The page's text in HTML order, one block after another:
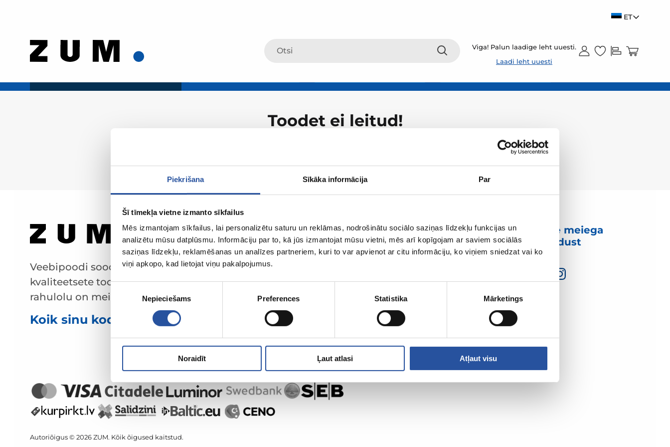
Piekrišana Sīkāka informācija Par
Šī tīmekļa vietne izmanto sīkfailus
Mēs izmantojam sīkfailus, lai personalizētu saturu un reklāmas, nodrošinātu sociālo saziņas līdzekļu funkcijas un
analizētu mūsu datplūsmu. Informāciju par to, kā jūs izmantojat mūsu vietni, mēs arī kopīgojam ar saviem sociālās
saziņas līdzekļu, reklamēšanas un analīzes partneriem, kuri to var apvienot ar citu informāciju, ko viņiem sniedzat vai ko
viņi apkopo, kad lietojat viņu pakalpojumus.
Piekrišanas
Nepieciešams Preferences Statistika Mārketings
Noraidīt Ļaut atlasi Atļaut visu
ET
Viga! Palun laadige leht uuesti.
Laadi leht uuesti
Toodet ei leitud!
Veebipoodi soodsate hindade ja
kvaliteetsete toodetega, kus kliendi
rahulolu on meie peamine väärtus.
Koik sinu kodu ja aia jaoks!
ZUM-ist Ostlemine
Võtke meiega
ühendust
Autoriõigus © 2026 ZUM. Kõik õigused kaitstud.